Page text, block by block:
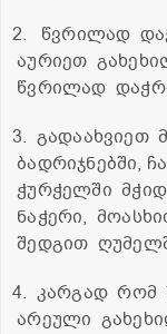
2. წვრილად
აურიეთ
წვრილად
3. გადაახვიეთ
ბადრიჯნებში,
ჭურჭელში
ნაჭერი,
შედგით
4. კარგად რომ
არეული